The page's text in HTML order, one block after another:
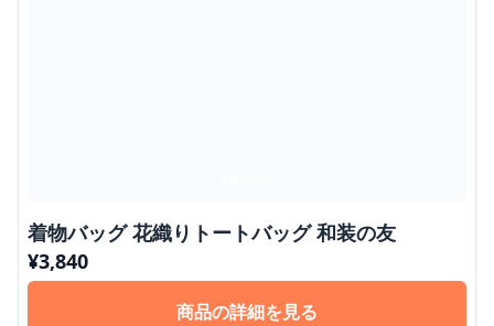
着物バッグ 花織りトートバッグ 和装の友
¥3,840
商品の詳細を見る